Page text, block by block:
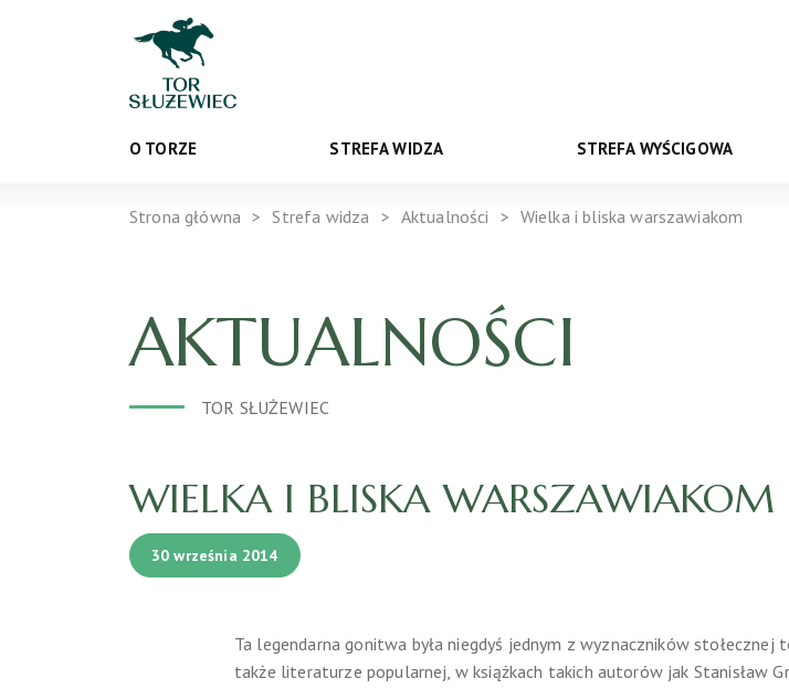
O TORZE STREFA WIDZA STREFA WYŚCIGOWA
Strona główna Strefa widza Aktualności Wielka i bliska warszawiakom
AKTUALNOŚCI
TOR SŁUŻEWIEC
WIELKA I BLISKA WARSZAWIAKOM
30 września 2014
Ta legendarna gonitwa była niegdyś jednym z wyznaczników
także literaturze popularnej, w książkach takich autorów jak Stanisław